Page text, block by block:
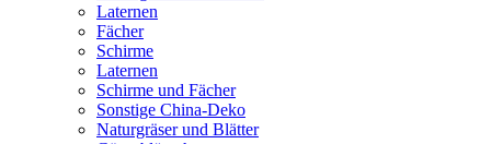
Laternen
Fächer
Schirme
Laternen
Schirme und Fächer
Sonstige China-Deko
Naturgräser und Blätter